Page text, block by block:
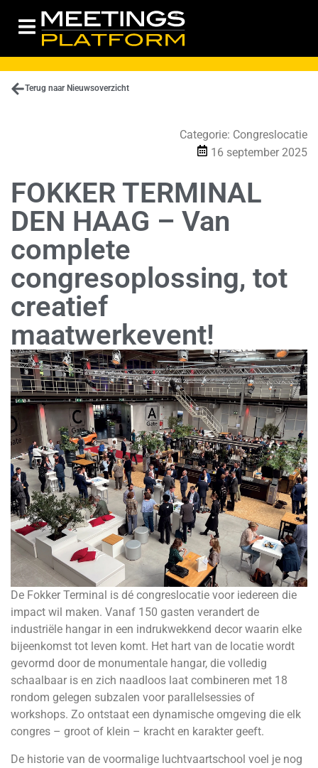
Terug naar Nieuwsoverzicht
Categorie: Congreslocatie
16 september 2025
FOKKER TERMINAL
DEN HAAG – Van
complete
congresoplossing, tot
creatief
maatwerkevent!
De Fokker Terminal is dé congreslocatie voor iedereen die
impact wil maken. Vanaf 150 gasten verandert de
industriële hangar in een indrukwekkend decor waarin elke
bijeenkomst tot leven komt. Het hart van de locatie wordt
gevormd door de monumentale hangar, die volledig
schaalbaar is en zich naadloos laat combineren met 18
rondom gelegen subzalen voor parallelsessies of
workshops. Zo ontstaat een dynamische omgeving die elk
congres – groot of klein – kracht en karakter geeft.
De historie van de voormalige luchtvaartschool voel je nog